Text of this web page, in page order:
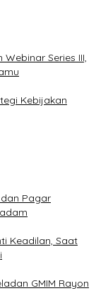
Series III,
Kebijakan
Pagar
Keadilan, Saat
GMIM Rayon